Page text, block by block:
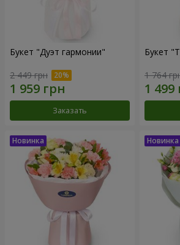
Букет "Дуэт гармонии"
2 449 грн
Заказать
Букет
1 764